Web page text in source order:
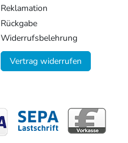
Reklamation
Rückgabe
Widerrufsbelehrung
Vertrag widerrufen